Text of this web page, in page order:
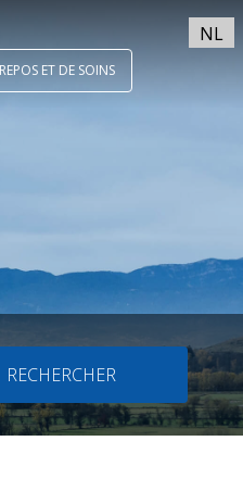
NL
ET DE SOINS
RECHERCHER